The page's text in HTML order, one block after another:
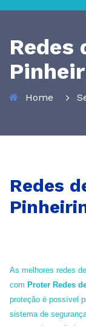
Redes
Home
Redes
As melhores redes
com Proter Redes
proteção é possível
sistema de